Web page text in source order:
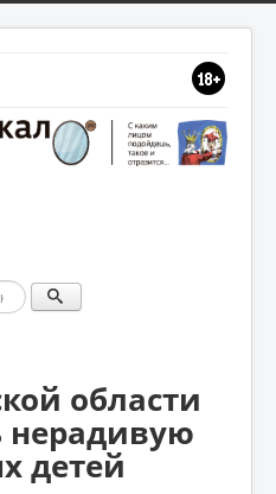
области
нерадивую
детей